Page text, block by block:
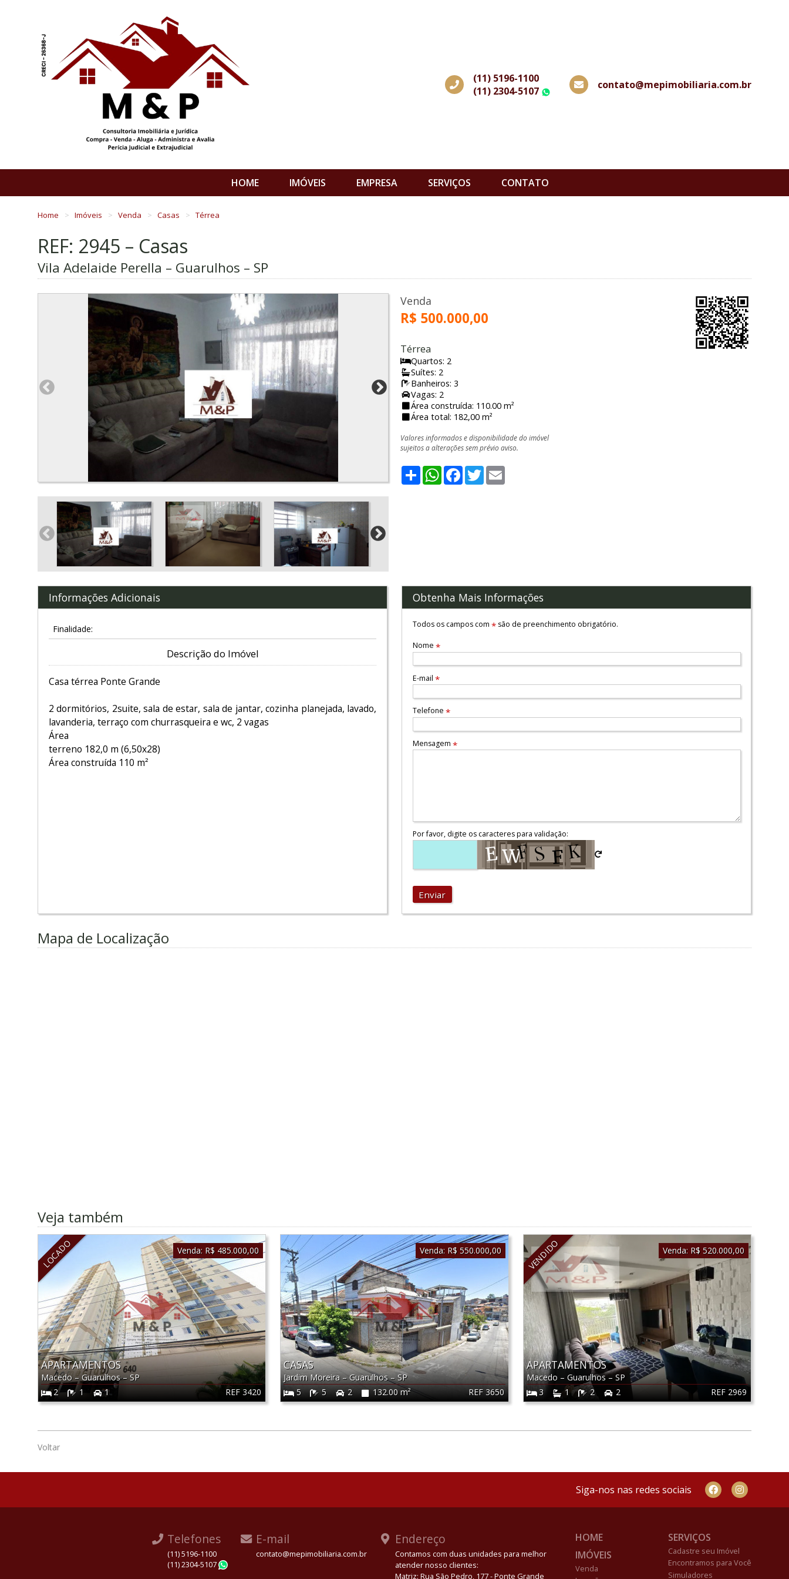
(11) 5196-1100
(11) 2304-5107
WhatsApp
contato@mepimobiliaria.com.br
HOME IMÓVEIS EMPRESA SERVIÇOS CONTATO
Home Imóveis Venda Casas Térrea
REF: 2945 – Casas
Vila Adelaide Perella – Guarulhos – SP
Venda
R$ 500.000,00
Térrea
Quartos: 2
Suítes: 2
Banheiros: 3
Vagas: 2
Área construída: 110.00 m²
Área total: 182,00 m²
Valores informados e disponibilidade do imóvel
sujeitos a alterações sem prévio aviso.
ShareWhatsApp
Facebook
Twitter
Informações Adicionais
Finalidade:
Descrição do Imóvel
Casa térrea Ponte Grande
2 dormitórios, 2suite, sala de estar, sala de jantar, cozinha planejada, lavado,
lavanderia, terraço com churrasqueira e wc, 2 vagas
Área
terreno 182,0 m (6,50x28)
Área construída 110 m²
Obtenha Mais Informações
Todos os campos com *são de preenchimento obrigatório.
Nome *
E-mail *
Telefone *
Mensagem *
Por favor, digite os caracteres para validação:
Enviar
Mapa de Localização
Veja também
LOCADO
REF 3420
APARTAMENTOS
Macedo– Guarulhos–SP
2
1 1
Venda: R$ 485.000,00
REF 3650
CASAS
Jardim Moreira–Guarulhos–SP
5
5 2 132.00 m²
Venda: R$ 550.000,00 VENDIDO
REF 2969
APARTAMENTOS
Macedo – Guarulhos–SP
3
1 2 2
Venda: R$ 520.000,00
Voltar
Siga-nos nas redes sociais
Telefones
(11) 5196-1100
(11) 2304-5107
E-mail
contato@mepimobiliaria.com.br
Endereço
Contamos com duas unidades para melhor
atender nosso clientes:
Matriz: Rua São Pedro, 177 - Ponte Grande
HOME
IMÓVEIS
Venda
SERVIÇOS
Cadastre seu Imóvel
Encontramos para Você
Simuladores